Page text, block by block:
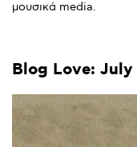
μουσικά media.
Blog Love: July